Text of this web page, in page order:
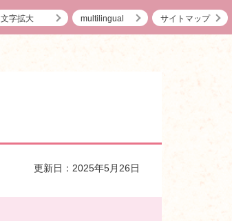
文字拡大 multilingual サイトマップ
更新日：2025年5月26日